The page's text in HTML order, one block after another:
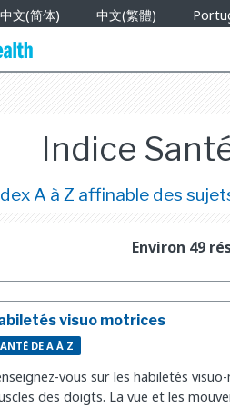
中文(简体) 中文(繁體)
Indice
A à Z affinable des
Environ 49
visuo motrices
DE A À Z
vous sur les habiletés
des doigts. La vue et les